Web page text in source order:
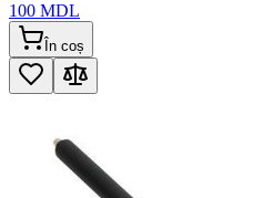
100 MDL
În coș